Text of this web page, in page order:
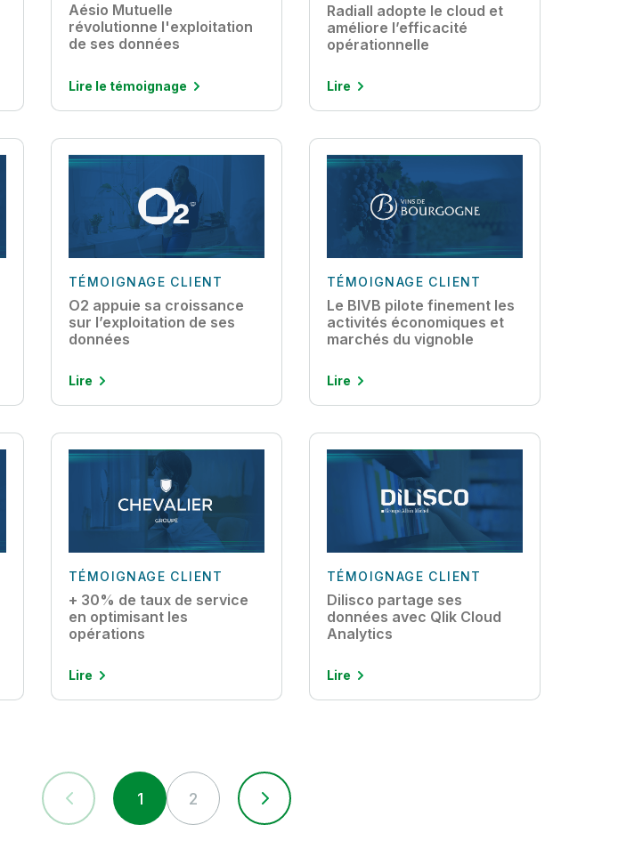
Aésio Mutuelle
révolutionne l'exploitation
de ses données
Lire le témoignage
Radiall adopte le cloud et
améliore l’efficacité
opérationnelle
Lire
TÉMOIGNAGE CLIENT
O2 appuie sa croissance
sur l’exploitation de ses
données
Lire
TÉMOIGNAGE CLIENT
Le BIVB pilote finement les
activités économiques et
marchés du vignoble
Lire
TÉMOIGNAGE CLIENT
+ 30% de taux de service
en optimisant les
opérations
Lire
TÉMOIGNAGE CLIENT
Dilisco partage ses
données avec Qlik Cloud
Analytics
Lire
1 2